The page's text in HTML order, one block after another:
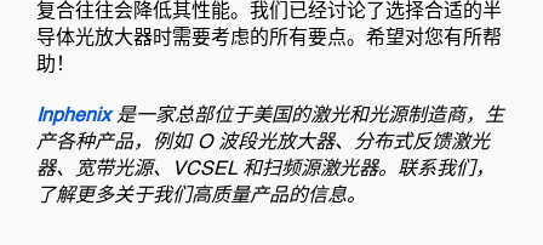
复合往往会降低其性能。我们已经讨论了选择合适的半
导体光放大器时需要考虑的所有要点。希望对您有所帮
助！
Inphenix是一家总部位于美国的激光和光源制造商，生
产各种产品，例如 O 波段光放大器、分布式反馈激光
器、宽带光源、VCSEL 和扫频源激光器。联系我们，
了解更多关于我们高质量产品的信息。